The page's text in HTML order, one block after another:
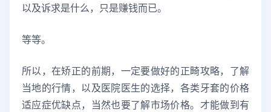
以及诉求是什么，只是赚钱而已。
等等。
所以，在矫正的前期，一定要做好的正畸攻略，了解
当地的行情，以及医院医生的选择，各类牙套的价格
适应症优缺点，当然也要了解市场价格。才能做到有